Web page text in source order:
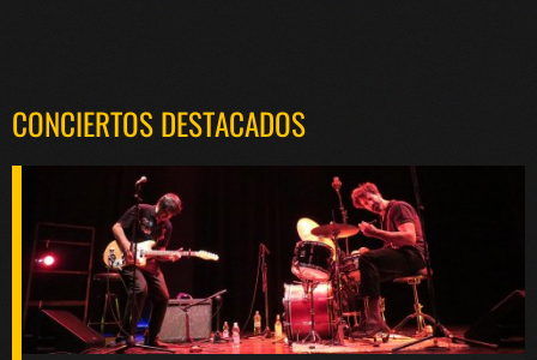
CONCIERTOS DESTACADOS